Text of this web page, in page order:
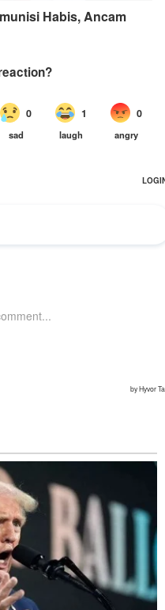
Habis, Ancam